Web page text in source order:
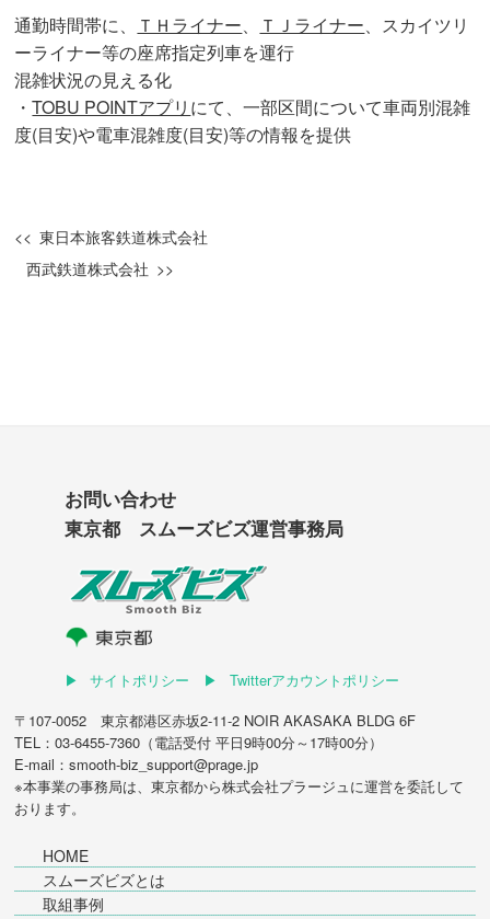
通勤時間帯に、 ＴＨライナー、 ＴＪライナー、スカイツリ
ーライナー等の座席指定列車を運行
混雑状況の見える化
・TOBU POINTアプリ にて、一部区間について車両別混雑
度(目安)や電車混雑度(目安)等の情報を提供
東日本旅客鉄道株式会社
西武鉄道株式会社
お問い合わせ
東京都 スムーズビズ運営事務局
サイトポリシー
Twitterアカウントポリシー
〒107-0052 東京都港区赤坂2-11-2 NOIR AKASAKA BLDG 6F
TEL：03-6455-7360（電話受付 平日9時00分～17時00分）
E-mail：smooth-biz_support@prage.jp
※本事業の事務局は、東京都から株式会社プラージュに運営を委託して
おります。
HOME
スムーズビズとは
取組事例